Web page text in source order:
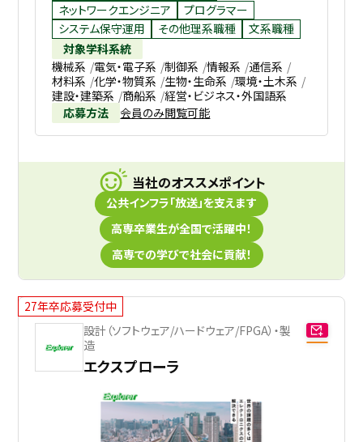
ネットワークエンジニア
プログラマー
システム保守運用
その他理系職種
文系職種
対象学科系統
機械系 電気・電子系 制御系 情報系 通信系
材料系 化学・物質系 生物・生命系 環境・土木系
建設・建築系 商船系 経営・ビジネス・外国語系
応募方法
会員のみ閲覧可能
当社のオススメポイント
公共インフラ「放送」を支えます
高専卒業生が全国で活躍中！
高専での学びで社会に貢献！
27年卒応募受付中
設計（ソフトウェア/ハードウェア/FPGA）・製
造
エクスプローラ